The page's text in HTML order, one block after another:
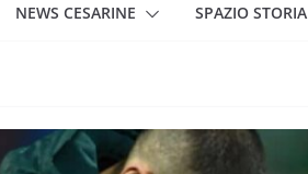
NEWS CESARINE SPAZIO STORIA